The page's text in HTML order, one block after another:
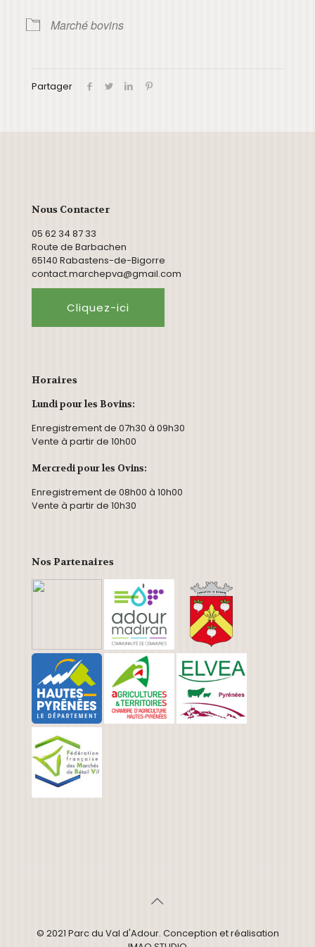
Marché bovins
Partager
Nous Contacter
05 62 34 87 33
Route de Barbachen
65140 Rabastens-de-Bigorre
contact.marchepva@gmail.com
Cliquez-ici
Horaires
Lundi pour les Bovins:
Enregistrement de 07h30 à 09h30
Vente à partir de 10h00
Mercredi pour les Ovins:
Enregistrement de 08h00 à 10h00
Vente à partir de 10h30
Nos Partenaires
© 2021 Parc du Val d'Adour. Conception et réalisation